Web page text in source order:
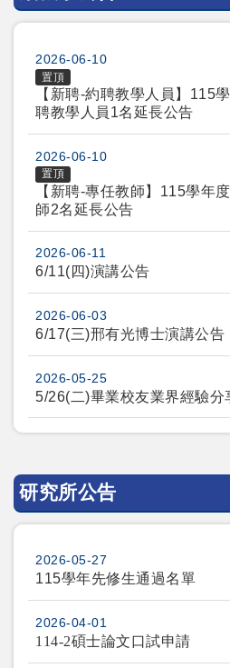
2026-06-10
置頂
【新聘-約聘教學人員】115
聘教學人員1名延長公告
2026-06-10
置頂
【新聘-專任教師】115學年
師2名延長公告
2026-06-11
6/11(四)演講公告
2026-06-03
6/17(三)邢有光博士演講公告
2026-05-25
5/26(二)畢業校友業界經驗分
研究所公告
2026-05-27
115學年先修生通過名單
2026-04-01
114-2碩士論文口試申請